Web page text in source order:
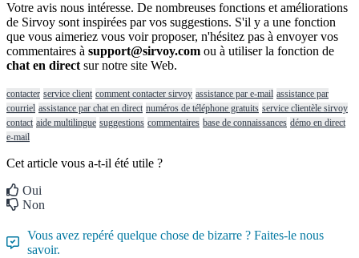
Votre avis nous intéresse. De nombreuses fonctions et améliorations
de Sirvoy sont inspirées par vos suggestions. S'il y a une fonction
que vous aimeriez vous voir proposer, n'hésitez pas à envoyer vos
commentaires à support@sirvoy.com ou à utiliser la fonction de
chat en direct sur notre site Web.
contacter service client comment contacter sirvoy assistance par e-mail assistance par
courriel assistance par chat en direct numéros de téléphone gratuits service clientèle sirvoy
contact aide multilingue suggestions commentaires base de connaissances démo en direct
e-mail
Cet article vous a-t-il été utile ?
Oui
Non
Vous avez repéré quelque chose de bizarre ? Faites-le nous
savoir.